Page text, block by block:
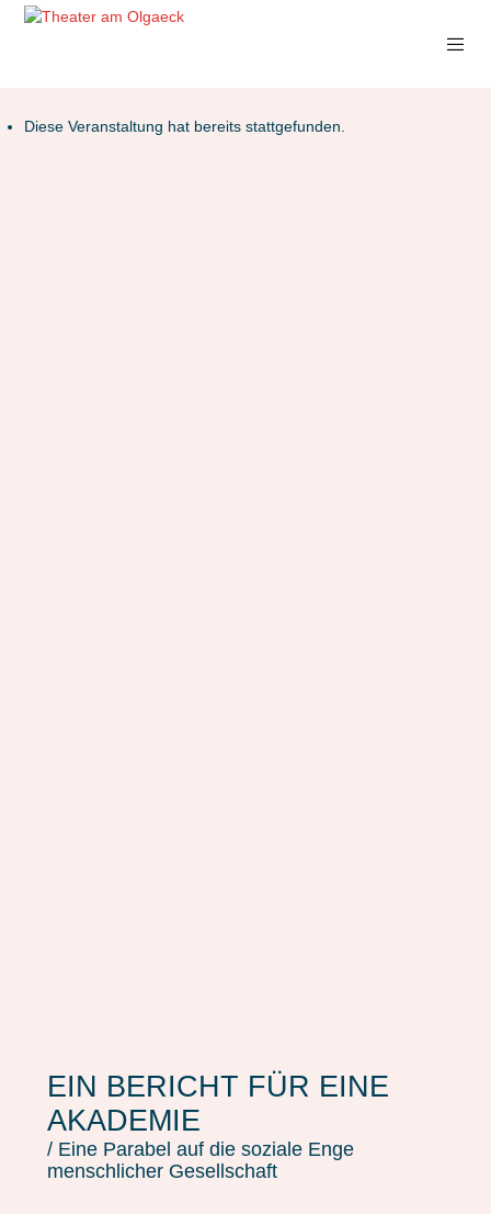
Diese Veranstaltung hat bereits stattgefunden.
EIN BERICHT FÜR EINE
AKADEMIE
/ Eine Parabel auf die soziale Enge
menschlicher Gesellschaft